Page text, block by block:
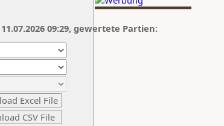
09:29, gewertete Partien: